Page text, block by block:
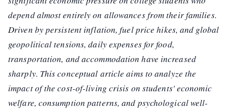
depend almost entirely on allowances from their families.
Driven by persistent inflation, fuel price hikes, and global
geopolitical tensions, daily expenses for food,
transportation, and accommodation have increased
sharply. This conceptual article aims to analyze the
impact of the cost-of-living crisis on students' economic
welfare, consumption patterns, and psychological well-